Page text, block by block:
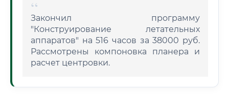
Закончил программу
"Конструирование летательных
аппаратов" на 516 часов за 38000 руб.
Рассмотрены компоновка планера и
расчет центровки.